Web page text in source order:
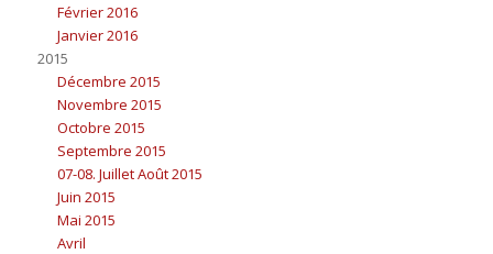
Février 2016
Janvier 2016
2015
Décembre 2015
Novembre 2015
Octobre 2015
Septembre 2015
07-08. Juillet Août 2015
Juin 2015
Mai 2015
Avril